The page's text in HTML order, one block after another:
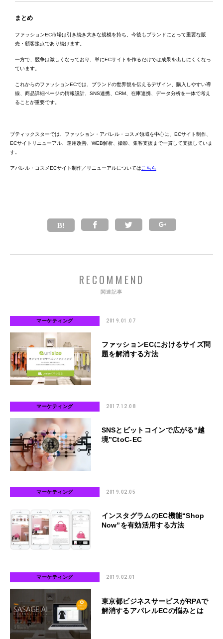
まとめ
ファッションEC市場は引き続き大きな規模を持ち、今後もブランドにとって重要な販
売・顧客接点であり続けます。
一方で、競争は激しくなっており、単にECサイトを作るだけでは成果を出しにくくなっ
ています。
これからのファッションECでは、ブランドの世界観を伝えるデザイン、購入しやすい導
線、商品詳細ページの情報設計、SNS連携、CRM、在庫連携、データ分析を一体で考え
ることが重要です。
ブティックスターでは、ファッション・アパレル・コスメ領域を中心に、ECサイト制作、
ECサイトリニューアル、運用改善、WEB解析、撮影、集客支援まで一貫して支援していま
す。
アパレル・コスメECサイト制作／リニューアルについては こちら
RECOMMEND
関連記事
マーケティング 2019.01.07
ファッションECにおけるサイズ問
題を解消する方法
マーケティング 2017.12.08
SNSとビットコインで広がる“越
境”CtoC-EC
マーケティング 2019.02.05
インスタグラムのEC機能“Shop
Now”を有効活用する方法
マーケティング 2019.02.01
東京都ビジネスサービスがRPAで
解消するアパレルECの悩みとは